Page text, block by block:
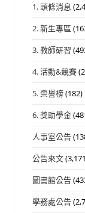
1. 頭條消息
2. 新生專區
3. 教師研習
4. 活動&競賽
5. 榮譽榜(182)
6. 獎助學金
人事室公告
公告來文
圖書館公告
學務處公告